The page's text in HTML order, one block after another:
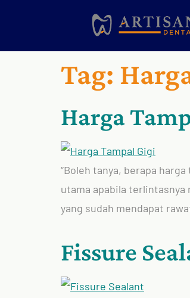
Tag:
Harga
“Boleh tanya, berapa
utama apabila terlintasnya
yang sudah mendapat
Fissure